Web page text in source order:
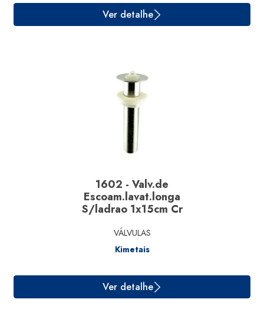
1602 - Valv.de
Escoam.lavat.longa
S/ladrao 1x15cm Cr
VÁLVULAS
Kimetais